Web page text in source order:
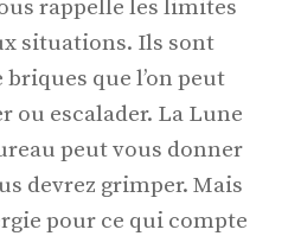
rappelle les limites
situations. Ils sont
que l’on peut
ou escalader. La Lune
peut vous donner
devrez grimper. Mais
pour ce qui compte